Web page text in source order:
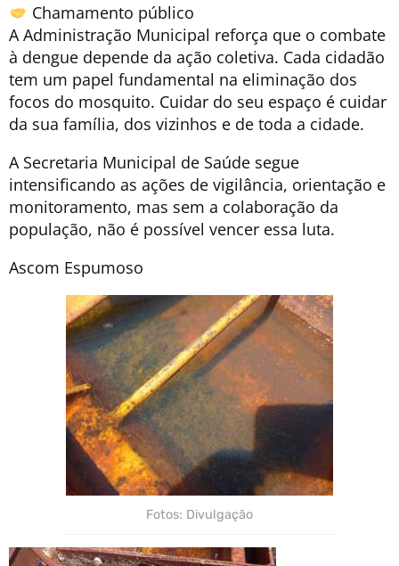
Chamamento público
A Administração Municipal reforça que o combate
à dengue depende da ação coletiva. Cada cidadão
tem um papel fundamental na eliminação dos
focos do mosquito. Cuidar do seu espaço é cuidar
da sua família, dos vizinhos e de toda a cidade.
A Secretaria Municipal de Saúde segue
intensificando as ações de vigilância, orientação e
monitoramento, mas sem a colaboração da
população, não é possível vencer essa luta.
Ascom Espumoso
Fotos: Divulgação